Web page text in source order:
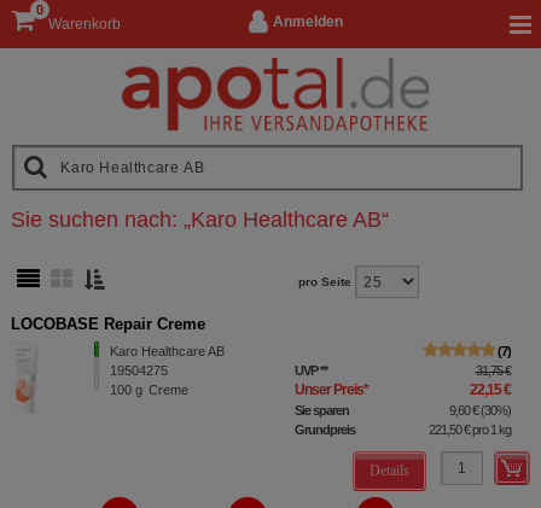
Anmelden
Warenkorb
0
Sie suchen nach: „Karo Healthcare AB“
pro Seite
LOCOBASE Repair Creme
Karo Healthcare AB
19504275
100 g Creme
7
UVP** 31,75 €
Unser Preis* 22,15 €
Sie sparen 9,60 €(30%)
Grundpreis
221,50 €pro 1 kg
Details